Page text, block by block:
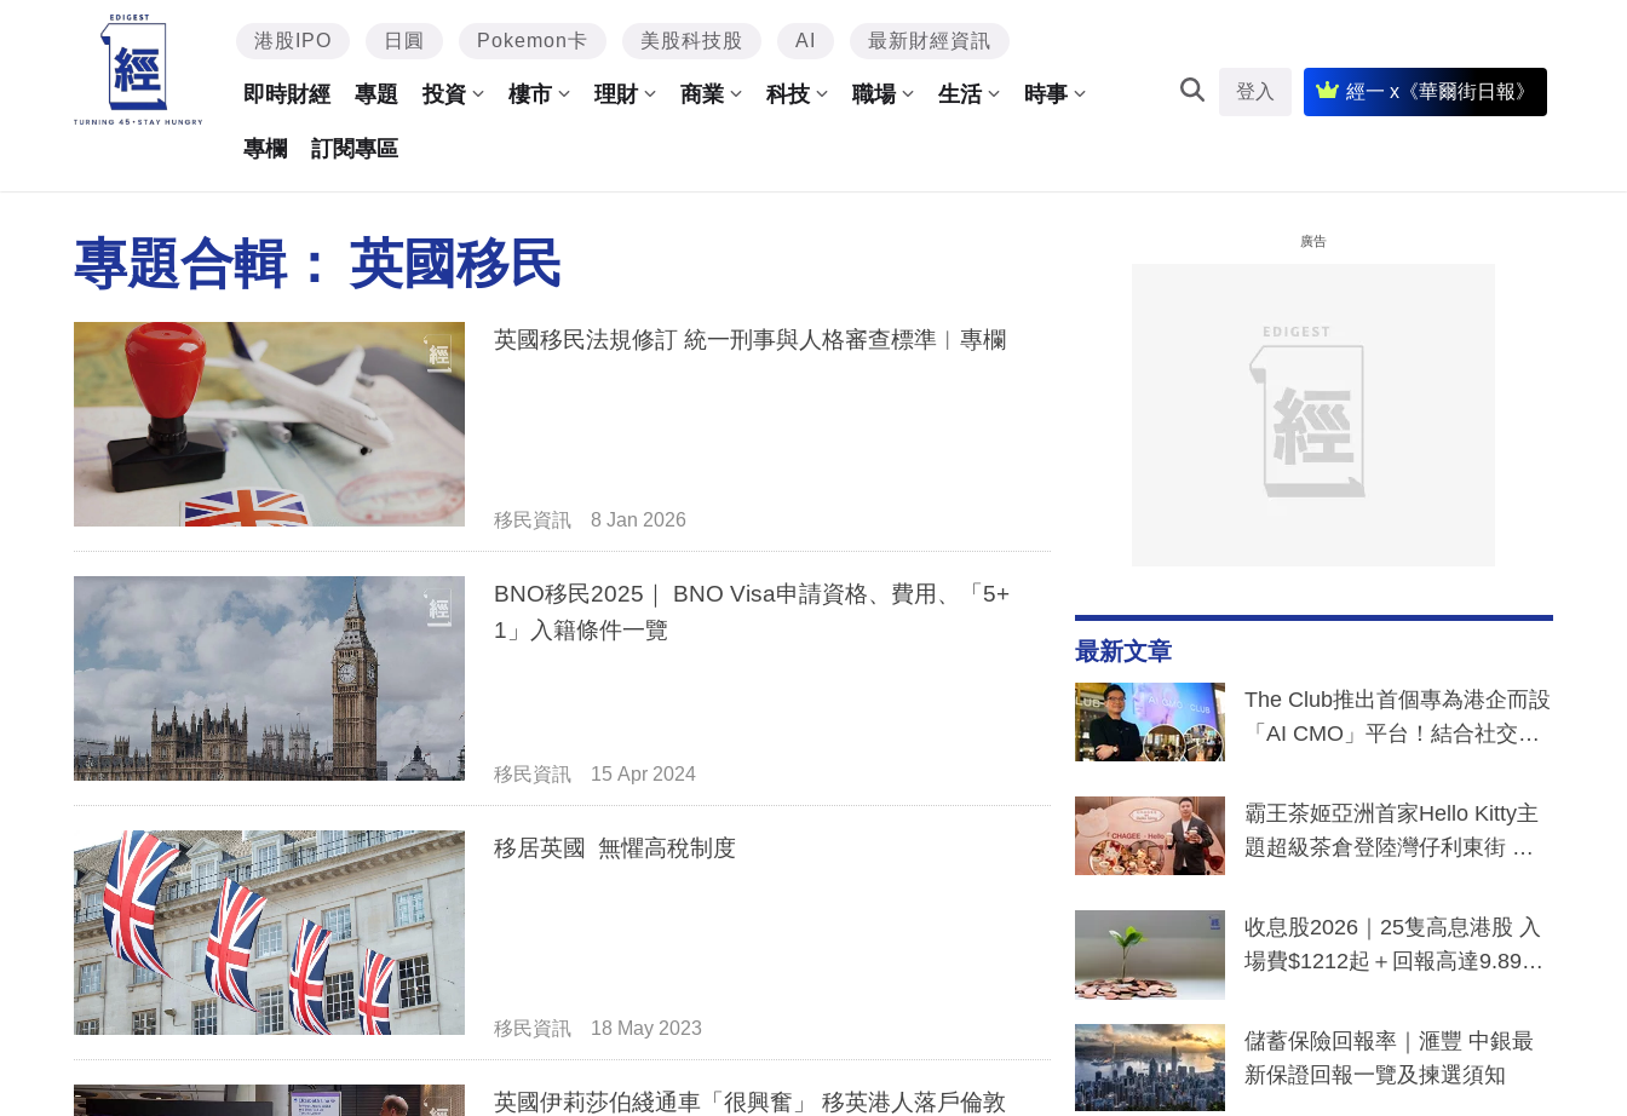
港股IPO 日圓 Pokemon卡 美股科技股 AI 最新財經資訊
即時財經 專題 投資 樓市 理財 商業 科技 職場 生活 時事
專欄 訂閱專區
登入 經一 x《華爾街日報》
專題合輯： 英國移民
英國移民法規修訂 統一刑事與人格審查標準︳專欄
移民資訊 8 Jan 2026
BNO移民2025｜ BNO Visa申請資格、費用、「5+
1」入籍條件一覽
移民資訊 15 Apr 2024
移居英國 無懼高稅制度
移民資訊 18 May 2023
英國伊莉莎伯綫通車「很興奮」 移英港人落戶倫敦
廣告
最新文章
The Club推出首個專為港企而設
「AI CMO」平台！結合社交聆
分鐘生成「貼地」宣傳短片
霸王茶姬亞洲首家Hello Kitty主
題超級茶倉登陸灣仔利東街 推
y及香港限定特調系列
收息股2026｜25隻高息港股 入
場費$1212起＋回報高達9.89
儲蓄保險回報率｜滙豐 中銀最
新保證回報一覽及揀選須知